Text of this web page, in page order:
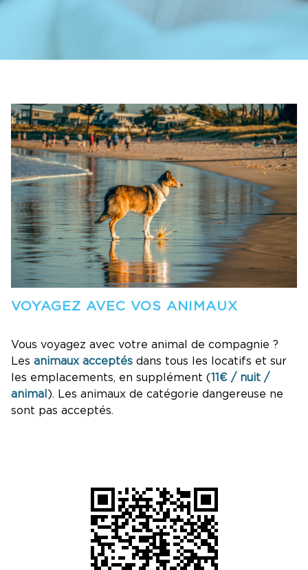
VOYAGEZ AVEC VOS ANIMAUX
Vous voyagez avec votre animal de compagnie ?
Les animaux acceptés dans tous les locatifs et sur
les emplacements, en supplément (11€ / nuit /
animal ). Les animaux de catégorie dangereuse ne
sont pas acceptés.